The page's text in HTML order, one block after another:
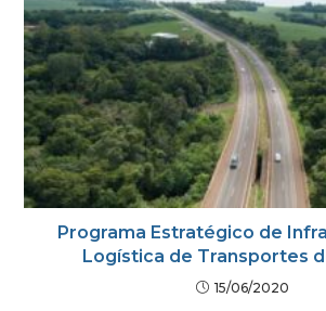
Programa Estratégico de
Logística de Transportes
15/06/2020